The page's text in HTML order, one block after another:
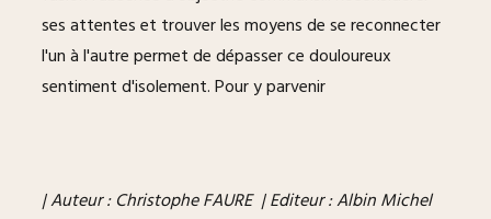
ses attentes et trouver les moyens de se reconnecter
l'un à l'autre permet de dépasser ce douloureux
sentiment d'isolement. Pour y parvenir
| Auteur : Christophe FAURE | Editeur : Albin Michel